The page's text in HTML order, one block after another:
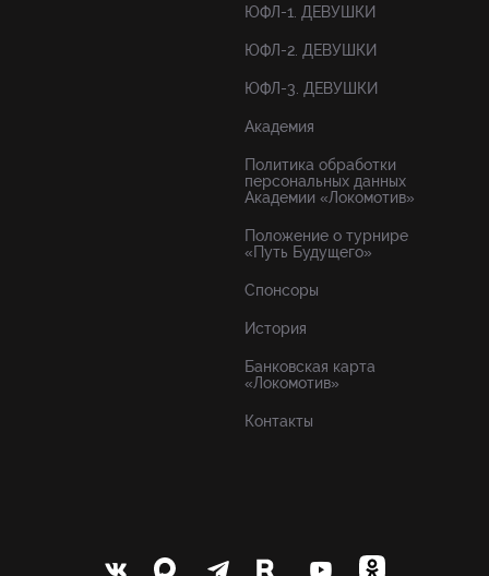
ЮФЛ-1. ДЕВУШКИ
ЮФЛ-2. ДЕВУШКИ
ЮФЛ-3. ДЕВУШКИ
Академия
Политика обработки
персональных данных
Академии «Локомотив»
Положение о турнире
«Путь Будущего»
Спонсоры
История
Банковская карта
«Локомотив»
Контакты